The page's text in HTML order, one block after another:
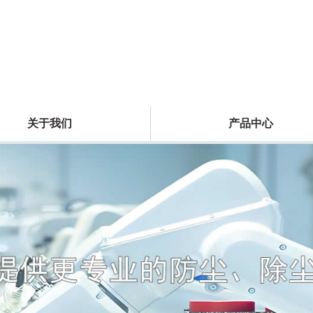
关于我们 产品中心